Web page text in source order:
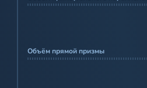
Объём прямой призмы